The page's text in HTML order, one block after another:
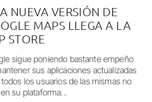
NUEVA VERSIÓN DE
MAPS LLEGA A LA
STORE
sigue poniendo bastante empeño
sus aplicaciones actualizadas
todos los usuarios de las mismas no
su plataforma...